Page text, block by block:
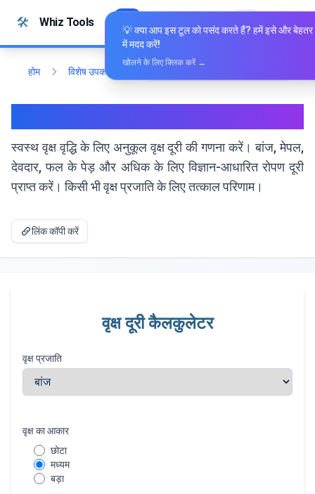
🛠️ Whiz Tools हिन्दी
होम विशेष उपकरण
स्वस्थ वृक्ष वृद्धि के लिए अनुकूल वृक्ष दूरी की गणना करें। बांज, मेपल,
देवदार, फल के पेड़ और अधिक के लिए विज्ञान-आधारित रोपण दूरी
प्राप्त करें। किसी भी वृक्ष प्रजाति के लिए तत्काल परिणाम।
लिंक कॉपी करें
वृक्ष दूरी कैलकुलेटर
वृक्ष प्रजाति
वृक्ष का आकार
वृक्ष का आकार
छोटा
0.7x mature size multiplier
मध्यम
1.0x standard mature size multiplier
बड़ा
1.3x mature size multiplier for optimal conditions
💡 क्या आप इस टूल को पसंद करते हैं? हमें इसे और बेहतर
में मदद करें!
खोलने के लिए क्लिक करें →